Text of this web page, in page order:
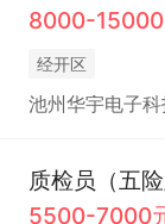
8000-15000
经开区
池州华宇电子
质检员（五
5500-7000